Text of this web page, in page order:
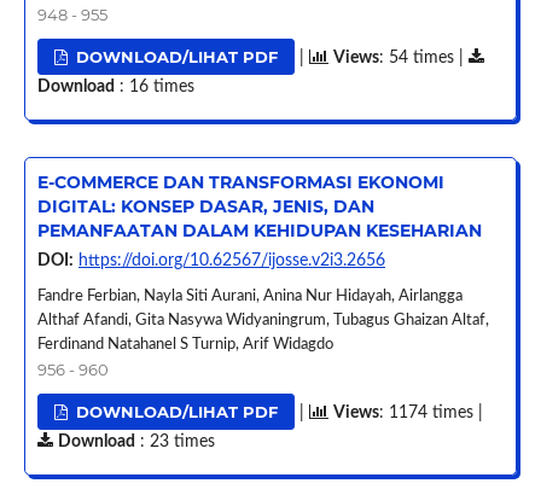
948 - 955
DOWNLOAD/LIHAT PDF Views: 54 times |
Download : 16 times
E-COMMERCE DAN TRANSFORMASI EKONOMI
DIGITAL: KONSEP DASAR, JENIS, DAN
PEMANFAATAN DALAM KEHIDUPAN KESEHARIAN
DOI: https://doi.org/10.62567/ijosse.v2i3.2656
Fandre Ferbian, Nayla Siti Aurani, Anina Nur Hidayah, Airlangga
Althaf Afandi, Gita Nasywa Widyaningrum, Tubagus Ghaizan Altaf,
Ferdinand Natahanel S Turnip, Arif Widagdo
956 - 960
DOWNLOAD/LIHAT PDF Views: 1174 times |
Download : 23 times